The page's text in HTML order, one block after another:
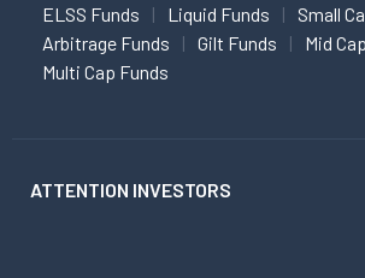
ELSS Funds Liquid Funds
Small
Arbitrage Funds
Gilt Funds
Mid
Multi Cap Funds
ATTENTION INVESTORS